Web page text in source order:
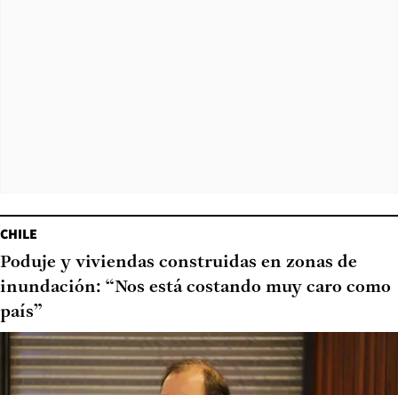
CHILE
Poduje y viviendas construidas en zonas de
inundación: “Nos está costando muy caro como
país”